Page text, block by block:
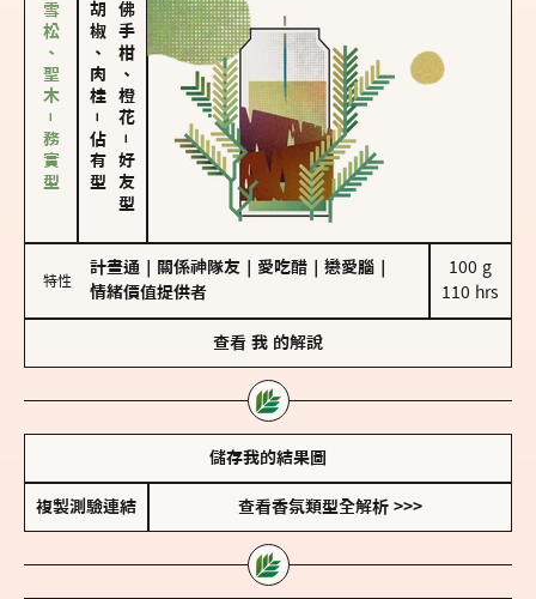
雪松、聖木－務實型 胡椒、肉桂
－
佔有型
佛手柑、橙花
－
好友型
特性
計畫通 關係神隊友 愛吃醋 戀愛腦
情緒價值提供者
100 g
110 hrs
查看 我 的解說
儲存我的結果圖
複製測驗連結 查看香氛類型全解析 >>>